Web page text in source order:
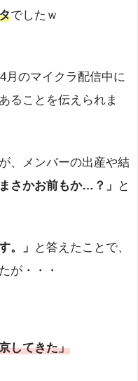
でしたｗ
月のマイクラ配信中に
ることを伝えられま
、メンバーの出産や結
まさかお前もか…？」
と
。」
と答えたことで、
が・・・
してきた」